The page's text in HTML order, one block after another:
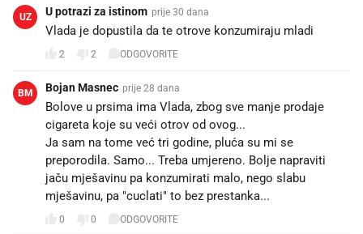
UZ U potrazi za istinom prije 30 dana
Vlada je dopustila da te otrove konzumiraju mladi
2 2 ODGOVORITE
BM Bojan Masnec prije 28 dana
Bolove u prsima ima Vlada, zbog sve manje prodaje
cigareta koje su veći otrov od ovog...
Ja sam na tome već tri godine, pluća su mi se
preporodila. Samo... Treba umjereno. Bolje napraviti
jaču mješavinu pa konzumirati malo, nego slabu
mješavinu, pa "cuclati" to bez prestanka... 😉
0 0 ODGOVORITE